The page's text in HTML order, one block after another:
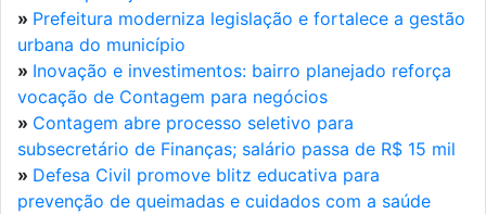
» Prefeitura moderniza legislação e fortalece a gestão
urbana do município
» Inovação e investimentos: bairro planejado reforça
vocação de Contagem para negócios
» Contagem abre processo seletivo para
subsecretário de Finanças; salário passa de R$ 15 mil
» Defesa Civil promove blitz educativa para
prevenção de queimadas e cuidados com a saúde